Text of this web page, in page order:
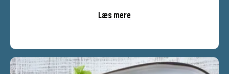
Læs mere